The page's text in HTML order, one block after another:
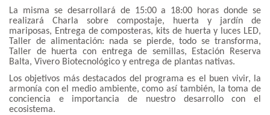
La misma se desarrollará de 15:00 a 18:00 horas donde se
realizará Charla sobre compostaje, huerta y jardín de
mariposas, Entrega de composteras, kits de huerta y luces LED,
Taller de alimentación: nada se pierde, todo se transforma,
Taller de huerta con entrega de semillas, Estación Reserva
Balta, Vivero Biotecnológico y entrega de plantas nativas.
Los objetivos más destacados del programa es el buen vivir, la
armonía con el medio ambiente, como así también, la toma de
conciencia e importancia de nuestro desarrollo con el
ecosistema.